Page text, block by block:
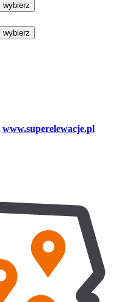
wybierz
wybierz
www.superelewacje.pl